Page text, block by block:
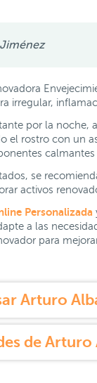
irregular,
por la noche,
el rostro con un
se
activos
Personalizada
a las
para